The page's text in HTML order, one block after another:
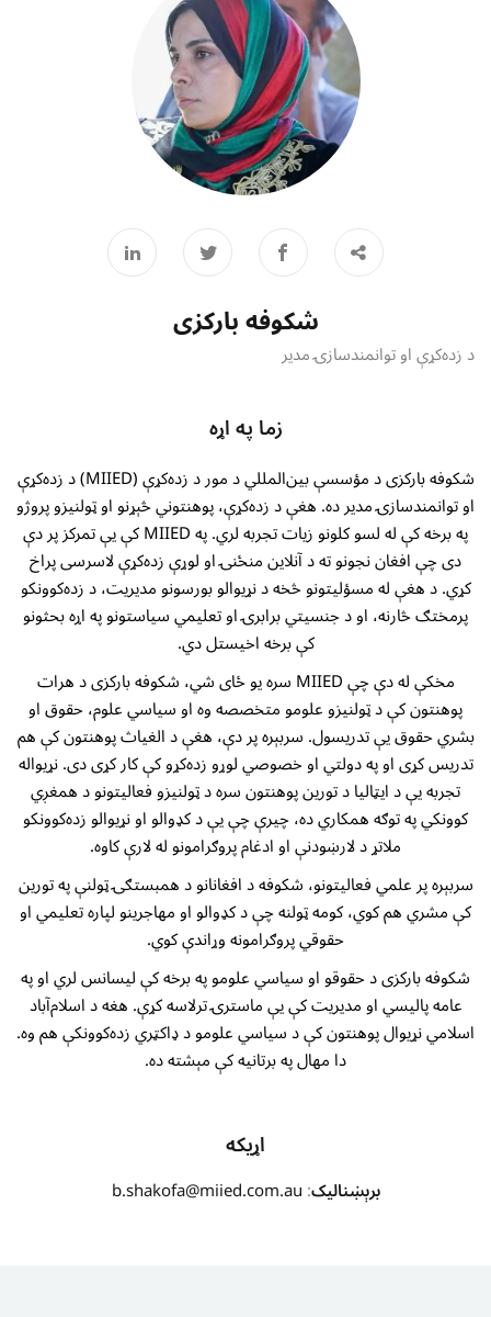
شکوفه بارکزی
د زده‌کړې او توانمندسازۍ مدیر
زما په اړه
شکوفه بارکزی د مؤسسې بین‌المللي د مور د زده‌کړې (MIIED) د زده‌کړې
او توانمندسازۍ مدیر ده. هغې د زده‌کړې، پوهنتوني څېړنو او ټولنیزو پروژو
په برخه کې له لسو کلونو زیات تجربه لري. په MIIED کې یې تمرکز پر دې
دی چې افغان نجونو ته د آنلاین منځنۍ او لوړې زده‌کړې لاسرسی پراخ
کړي. د هغې له مسؤلیتونو څخه د نړیوالو بورسونو مدیریت، د زده‌کوونکو
پرمختګ څارنه، او د جنسیتي برابرۍ او تعلیمي سیاستونو په اړه بحثونو
کې برخه اخیستل دي.
مخکې له دې چې MIIED سره یو ځای شي، شکوفه بارکزی د هرات
پوهنتون کې د ټولنیزو علومو متخصصه وه او سیاسي علوم، حقوق او
بشري حقوق یې تدریسول. سربېره پر دې، هغې د الغیاث پوهنتون کې هم
تدریس کړی او په دولتي او خصوصي لوړو زده‌کړو کې کار کړی دی. نړیواله
تجربه یې د ایټالیا د تورین پوهنتون سره د ټولنیزو فعالیتونو د همغږي
کوونکي په توګه همکاري ده، چیرې چې یې د کډوالو او نړیوالو زده‌کوونکو
ملاتړ د لارښودنې او ادغام پروګرامونو له لارې کاوه.
سربېره پر علمي فعالیتونو، شکوفه د افغانانو د همبستګۍ ټولنې په تورین
کې مشري هم کوي، کومه ټولنه چې د کډوالو او مهاجرینو لپاره تعلیمي او
حقوقي پروګرامونه وړاندې کوي.
شکوفه بارکزی د حقوقو او سیاسي علومو په برخه کې لیسانس لري او په
عامه پالیسي او مدیریت کې یې ماسترۍ ترلاسه کړې. هغه د اسلام‌آباد
اسلامي نړیوال پوهنتون کې د سیاسي علومو د ډاکټري زده‌کوونکې هم وه.
دا مهال په برتانیه کې مېشته ده.
اړیکه
برېښنالیک:
b.shakofa@miied.com.au